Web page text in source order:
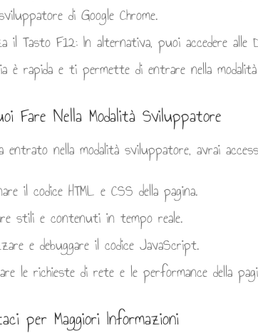
di Google Chrome.
il Tasto F12: In alternativa, puoi accedere
è rapida e ti permette di entrare nella
Fare Nella Modalità Sviluppatore
entrato nella modalità sviluppatore, avrai
il codice HTML e CSS della pagina.
stili e contenuti in tempo reale.
e debuggare il codice JavaScript.
le richieste di rete e le performance della
per Maggiori Informazioni